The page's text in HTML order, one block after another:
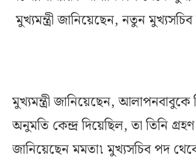
মুখ্যমন্ত্রী জানিয়েছেন, নতুন মুখ্যসচিব
মুখ্যমন্ত্রী জানিয়েছেন,
অনুমতি কেন্দ্র দিয়েছিল, তা তিনি
জানিয়েছেন মমতা৷ মুখ্যসচিব পদ